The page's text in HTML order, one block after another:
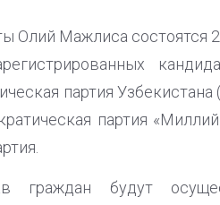
Мажлиса состоятся
партия
партия
граждан будут